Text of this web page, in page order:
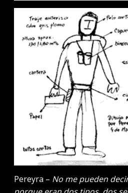
Pereyra – No me pueden